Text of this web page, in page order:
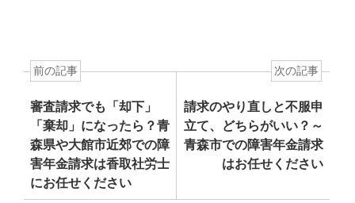
前の記事
審査請求でも「却下」
「棄却」になったら？青
森県や大館市近郊での障
害年金請求は香取社労士
にお任せください
次の記事
請求のやり直しと不服申
立て、どちらがいい？～
青森市での障害年金請求
はお任せください